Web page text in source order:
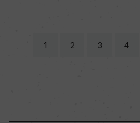
1 2 3 4